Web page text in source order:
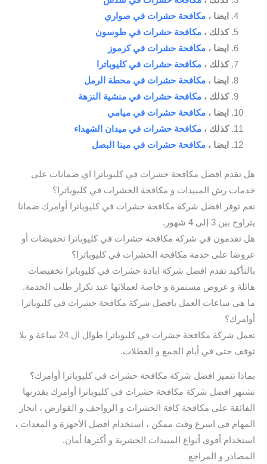
ايضا ، مكافحة حشرات في صواري
كذلك ، مكافحة حشرات في طوسون
ايضا ، مكافحة حشرات في كرموز
كذلك ، مكافحة حشرات في كليوباترا
ايضا ، مكافحة حشرات في محطة الرمل
كذلك ، مكافحة حشرات في منشية النزهة
ايضا ، مكافحة حشرات في ميامي
كذلك ، مكافحة حشرات في ميدان الشهداء
ايضا ، مكافحة حشرات في مينا البصل
هل تقدم افضل مكافحة حشرات في كليوباترا اي ضمانات على
خدمات رش المبيدات و مكافحة الحشرات في كليوباترا؟
نعم توفر افضل شركة مكافحة حشرات في كليوباترا أوامرك ضمانا
يتراوح بين 3 إلى 4 شهور.
هل تقدمون في شركة مكافحة حشرات في كليوباترا تخفيضات أو
عروضا على خدمة مكافحة الحشرات في كليوباترا؟
بالتأكيد تقدم افضل شركة ابادة حشرات في كليوباترا تخفيضات
هائلة و عروض مستمرة و خاصة لعملائها عند تكرار طلب الخدمة.
ما هي ساعات العمل بافضل شركة مكافحة حشرات في كليوباترا
أوامرك؟
تعمل شركة مكافحة حشرات في كليوباترا طوال ال 24 ساعة و بلا
توقف حتى في أيام الجمع و العطلات.
بماذا تتميز افضل شركة مكافحة حشرات في كليوباترا أوامرك؟
تشتهر افضل شركة مكافحة حشرات في كليوباترا أوامرك بقدرتها
الفائقة على مكافحة كافة الحشرات و الزواحف و القوارض ، انجاز
المهام في اسرع وقت ممكن ، استخدام افضل الأجهزة و المعدات ،
استخدام أقوى أنواع المبيدات الحشرية و أكثرها أمان.
المصادر و المراجع